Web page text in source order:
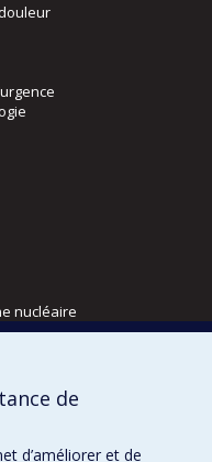
nucléaire
physique
de
d’améliorer et de